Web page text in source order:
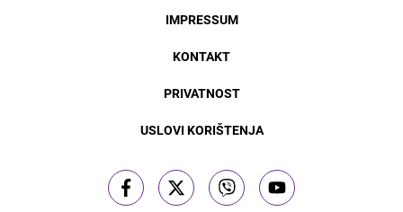
IMPRESSUM
KONTAKT
PRIVATNOST
USLOVI KORIŠTENJA